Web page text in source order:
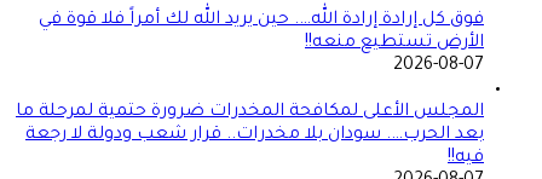
فوق كل إرادة إرادة الله…. حين يريد الله لك أمراً فلا قوة في
الأرض تستطيع منعه!!
2026-08-07
المجلس الأعلى لمكافحة المخدرات ضرورة حتمية لمرحلة ما
بعد الحرب…. سودان بلا مخدرات.. قرار شعب ودولة لا رجعة
فيه!!